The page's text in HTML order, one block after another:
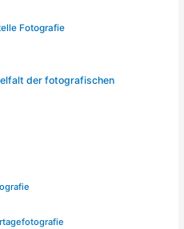
Fotografie
der fotografischen